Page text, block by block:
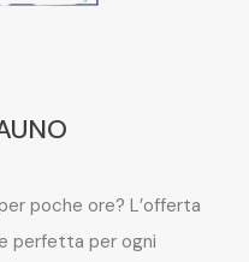
poche ore? L’offerta
perfetta per ogni